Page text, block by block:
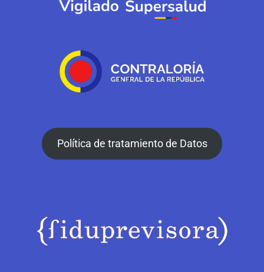
Política de tratamiento de Datos